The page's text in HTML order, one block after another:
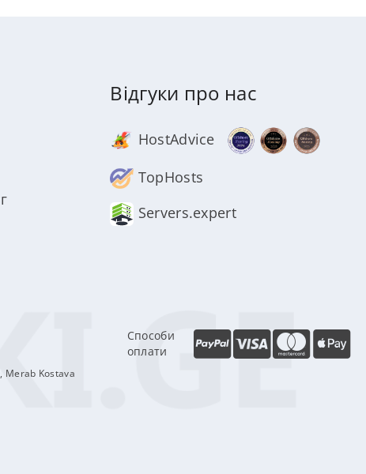
Відгуки про нас
HostAdvice
TopHosts
Servers.expert
Merab Kostava
Способи
оплати